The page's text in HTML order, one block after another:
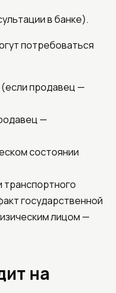
в банке).
потребоваться
продавец —
—
состоянии
транспортного
государственной
лицом —
на